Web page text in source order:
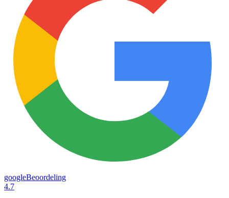
googleBeoordeling
4.7